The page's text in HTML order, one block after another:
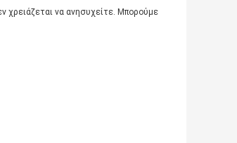
χρειάζεται να ανησυχείτε. Μπορούμε